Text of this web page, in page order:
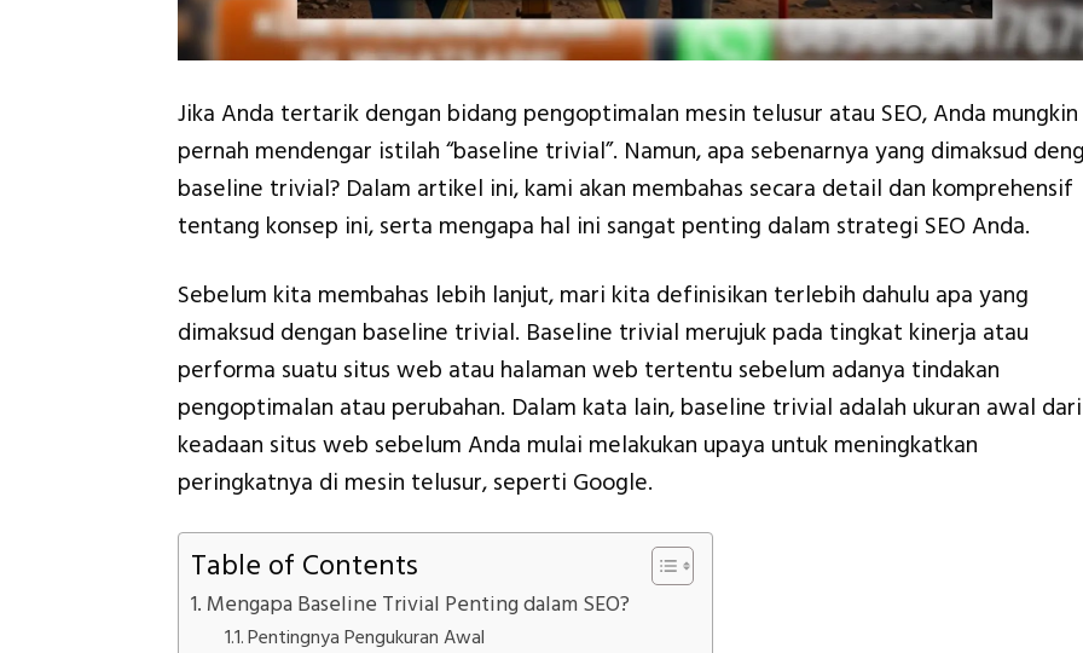
Jika Anda tertarik dengan bidang pengoptimalan mesin telusur atau SEO, Anda mungkin
pernah mendengar istilah “baseline trivial”. Namun, apa sebenarnya yang dimaksud
baseline trivial? Dalam artikel ini, kami akan membahas secara detail dan komprehensif
tentang konsep ini, serta mengapa hal ini sangat penting dalam strategi SEO Anda.
Sebelum kita membahas lebih lanjut, mari kita definisikan terlebih dahulu apa yang
dimaksud dengan baseline trivial. Baseline trivial merujuk pada tingkat kinerja atau
performa suatu situs web atau halaman web tertentu sebelum adanya tindakan
pengoptimalan atau perubahan. Dalam kata lain, baseline trivial adalah ukuran awal dari
keadaan situs web sebelum Anda mulai melakukan upaya untuk meningkatkan
peringkatnya di mesin telusur, seperti Google.
Table of Contents
Mengapa Baseline Trivial Penting dalam SEO?
Pentingnya Pengukuran Awal